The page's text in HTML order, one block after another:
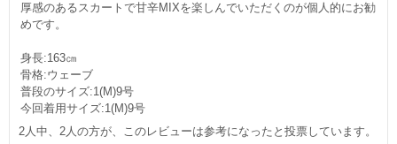
厚感のあるスカートで甘辛MIXを楽しんでいただくのが個人的にお勧
めです。
身長:163㎝
骨格:ウェーブ
普段のサイズ:1(M)9号
今回着用サイズ:1(M)9号
2人中、2人の方が、このレビューは参考になったと投票しています。